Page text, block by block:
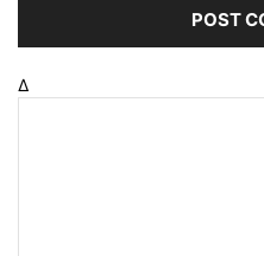
Δ